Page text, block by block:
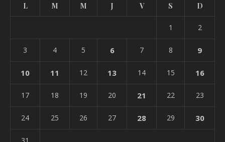
L M M J V S D
1 2
3 4 5 6 7 8 9
10 11 12 13 14 15 16
17 18 19 20 21 22 23
24 25 26 27 28 29 30
31